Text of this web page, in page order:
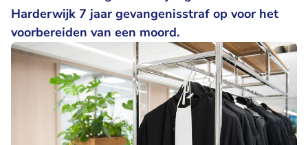
Harderwijk 7 jaar gevangenisstraf op voor het
voorbereiden van een moord.